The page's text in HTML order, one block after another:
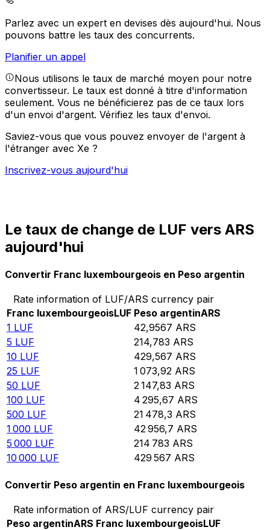
Parlez avec un expert en devises dès aujourd'hui. Nous
pouvons battre les taux des concurrents.
Planifier un appel
Nous utilisons le taux de marché moyen pour notre
convertisseur. Le taux est donné à titre d'information
seulement. Vous ne bénéficierez pas de ce taux lors
d'un envoi d'argent. Vérifiez les taux d'envoi.
Saviez-vous que vous pouvez envoyer de l'argent à
l'étranger avec Xe ?
Inscrivez-vous aujourd'hui
Le taux de change de LUF vers ARS
aujourd'hui
Convertir Franc luxembourgeois en Peso argentin
Rate information of LUF/ARS currency pair
Franc luxembourgeoisLUF Peso argentinARS
1 LUF 42,9567 ARS
5 LUF 214,783 ARS
10 LUF 429,567 ARS
25 LUF 1 073,92 ARS
50 LUF 2 147,83 ARS
100 LUF 4 295,67 ARS
500 LUF 21 478,3 ARS
1 000 LUF 42 956,7 ARS
5 000 LUF 214 783 ARS
10 000 LUF 429 567 ARS
Convertir Peso argentin en Franc luxembourgeois
Rate information of ARS/LUF currency pair
Peso argentinARS Franc luxembourgeoisLUF